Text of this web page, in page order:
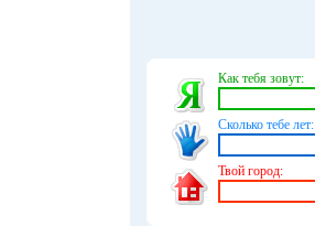
Как тебя зовут:
Сколько тебе лет:
Твой город: